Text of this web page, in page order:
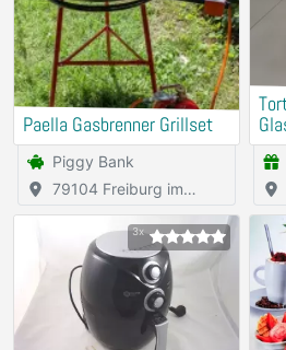
Paella Gasbrenner Grillset
Piggy Bank
Breisgau
3x